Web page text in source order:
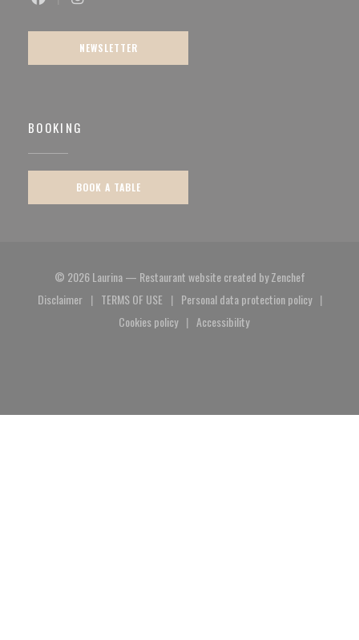
Facebook ((opens in a new window))
NEWSLETTER
BOOKING
BOOK A TABLE
© 2026 Laurina — Restaurant website created byZenchef((opens in a
Disclaimer
((opens in a new window))
TERMS OF USE
((opens in a new window))
Personal data protection policy
((opens in a new window))
Cookies policy
((opens in a new window))
Accessibility
((opens in a new window))